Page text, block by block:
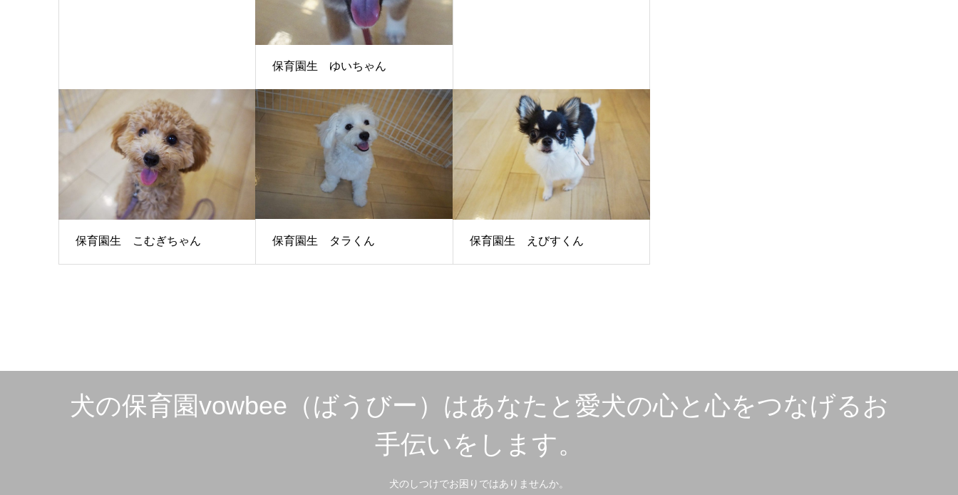
保育園生 ゆいちゃん
保育園生 こむぎちゃん 保育園生 タラくん 保育園生 えびすくん
犬の保育園vowbee（ばうびー）はあなたと愛犬の心と心をつなげるお
手伝いをします。
犬のしつけでお困りではありませんか。